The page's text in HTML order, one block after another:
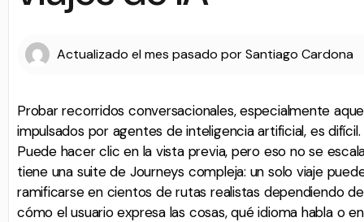
Actualizado el mes pasado porSantiago Cardona
Probar recorridos conversacionales, especialmente
impulsados ​​por agentes de inteligencia artificial, es difícil.
Puede hacer clic en la vista previa, pero eso no se
tiene una suite de Journeys compleja: un solo viaje
ramificarse en cientos de rutas realistas dependiendo de
cómo el usuario expresa las cosas, qué idioma habla o en